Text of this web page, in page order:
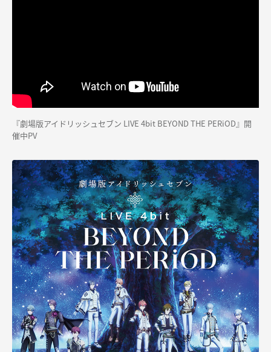
『劇場版アイドリッシュセブン LIVE 4bit BEYOND THE PERiOD』開
催中PV